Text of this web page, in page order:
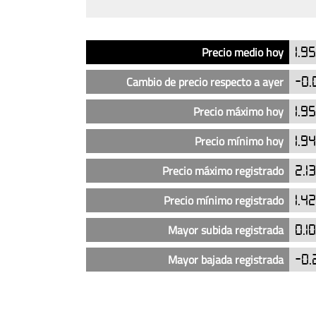
Análisis
del
en
gasolineras
Manacor
hoy)
Precio medio hoy
Cambio de precio respecto a ayer -
Precio máximo hoy
Precio mínimo hoy
Precio máximo registrado
Precio mínimo registrado
Mayor subida registrada
Mayor bajada registrada -